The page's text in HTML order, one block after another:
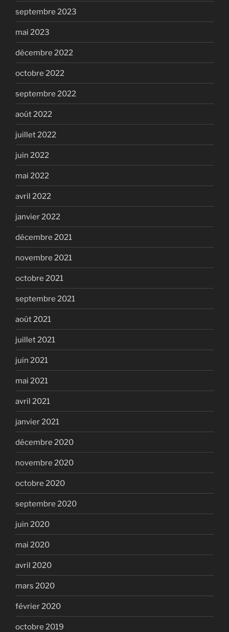
septembre 2023
mai 2023
décembre 2022
octobre 2022
septembre 2022
août 2022
juillet 2022
juin 2022
mai 2022
avril 2022
janvier 2022
décembre 2021
novembre 2021
octobre 2021
septembre 2021
août 2021
juillet 2021
juin 2021
mai 2021
avril 2021
janvier 2021
décembre 2020
novembre 2020
octobre 2020
septembre 2020
juin 2020
mai 2020
avril 2020
mars 2020
février 2020
octobre 2019